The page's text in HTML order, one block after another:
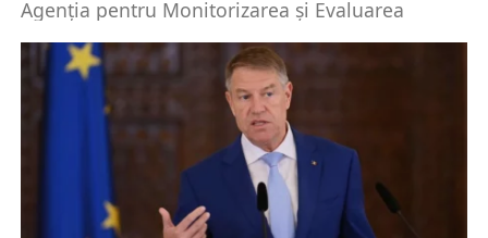
Agenția pentru Monitorizarea şi Evaluarea
este super-agenția de control are ar urma...